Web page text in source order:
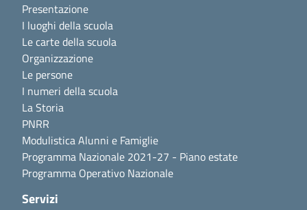
Presentazione
I luoghi della scuola
Le carte della scuola
Organizzazione
Le persone
I numeri della scuola
La Storia
PNRR
Modulistica Alunni e Famiglie
Programma Nazionale 2021-27 - Piano estate
Programma Operativo Nazionale
Servizi